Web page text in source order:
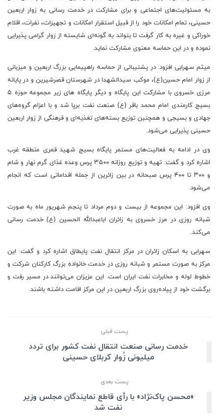
به مسئولیت‌های اجتماعی و برای مشارکت در خدمت رسانی به زوار اربعین
حسینی، تمام امکانات خود را از قبیل استقرار امکانات و تجهیزات، نفرات، اقلام
خوراکی و غیره به کار گرفت تا بتواند به گونه‌ای شایسته از زوار گرامی پذیرایی
نموده و در این حماسه معنوی مشارکت نماید.
میثم سهرابی افزود: در پشتیبانی از حماسه راهپیمایی بزرگ اربعین و میزبانی
از زوار امام حسین(ع)، موکب سیدالشهدا در شهرستان قصرشیرین و در پایانه
مرزی خسروی با مشارکت این پایگاه و دیگر پایگاه های زیر مجموعه حوزه ۵
بسیج کارمندی امام محمد باقر (ع) صنعت نفت برپا شد و با اعزام گروه‌های
جهادی و بسیجی و همچنین توزیع بسته‌های تغذیه‌ای و فرهنگی از زوار اربعین
حسینی پذیرایی می‌شود.
وی در ادامه به فعالیت‌های مستمر پایگاه بسیج شهید قمری منطقه غرب
اشاره کرد و گفت: تهیه و توزیع روزانه ۳۵۰۰ پرس وعده غذای گرم نهار و شام
و ۳۰۰ تا ۴۰۰ پرس صبحانه در بین زائرین از جمله اقداماتی است که انجام
می‌شود.
وی افزود: این مجموعه از بیست و دوم مرداد تا پنجم شهریور ماه به صورت
شبانه روزی در مرز خسروی به زائران اباعبدالله الحسین (ع) خدمت رسانی
می‌کند.
سهرابی به اسکان زائران در مرکز انتقال نفت پایطاق اشاره کرد و گفت: این
مرکز به صورت مستمر و شبانه روزی در خدمت خانواده بزرگ کارکنان شرکت و
خطوط لوله و مخابرات نفت ایران است. این عزیزان می‌توانند در مسیر رفت و
برگشت خود از پیاده‌روی بزرگ اربعین در این مرکز اقامت داشته باشند.
پست قبلی
خدمت رسانی صنعت انتقال نفت کشور برای تردد
میلیونی زُوار کربلای حسینی
پست بعدی
«محسن پاک‌نژاد» با رأی قاطع نمایندگان مجلس وزیر
نفت شد